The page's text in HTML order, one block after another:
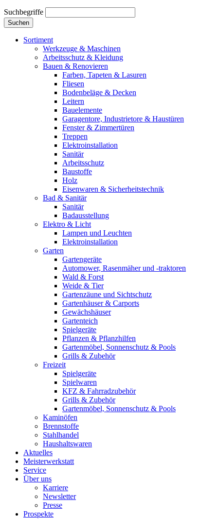
Suchbegriffe
Suchen
Sortiment
Werkzeuge & Maschinen
Arbeitsschutz & Kleidung
Bauen & Renovieren
Farben, Tapeten & Lasuren
Fliesen
Bodenbeläge & Decken
Leitern
Bauelemente
Garagentore, Industrietore & Haustüren
Fenster & Zimmertüren
Treppen
Elektroinstallation
Sanitär
Arbeitsschutz
Baustoffe
Holz
Eisenwaren & Sicherheitstechnik
Bad & Sanitär
Sanitär
Badausstellung
Elektro & Licht
Lampen und Leuchten
Elektroinstallation
Garten
Gartengeräte
Automower, Rasenmäher und -traktoren
Wald & Forst
Weide & Tier
Gartenzäune und Sichtschutz
Gartenhäuser & Carports
Gewächshäuser
Gartenteich
Spielgeräte
Pflanzen & Pflanzhilfen
Gartenmöbel, Sonnenschutz & Pools
Grills & Zubehör
Freizeit
Spielgeräte
Spielwaren
KFZ & Fahrradzubehör
Grills & Zubehör
Gartenmöbel, Sonnenschutz & Pools
Kaminöfen
Brennstoffe
Stahlhandel
Haushaltswaren
Aktuelles
Meisterwerkstatt
Service
Über uns
Karriere
Newsletter
Presse
Prospekte